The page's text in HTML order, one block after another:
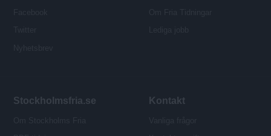
Stockholmsfria.se Kontakt